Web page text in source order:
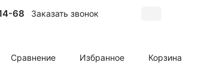
68 Заказать звонок
Сравнение Избранное Корзина